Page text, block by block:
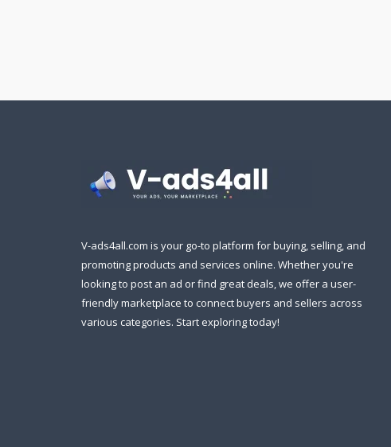
V-ads4all.com is your go-to platform for buying, selling, and
promoting products and services online. Whether you're
looking to post an ad or find great deals, we offer a user-
friendly marketplace to connect buyers and sellers across
various categories. Start exploring today!